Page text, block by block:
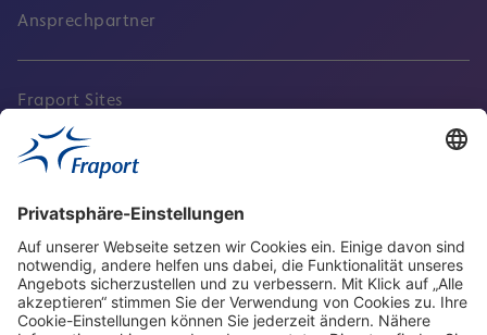
Ansprechpartner
Fraport Sites
Aktuell
Service